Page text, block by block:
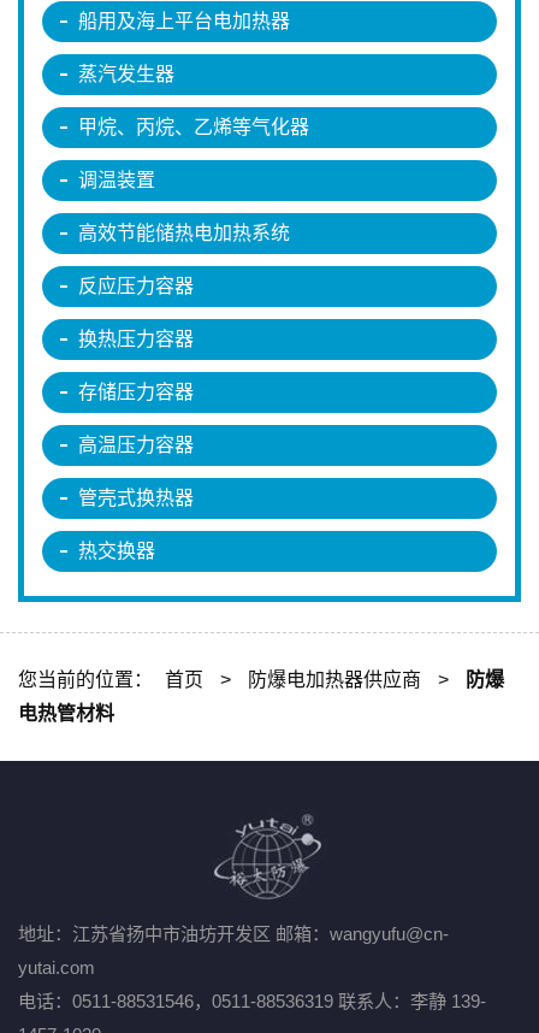
船用及海上平台电加热器
蒸汽发生器
甲烷、丙烷、乙烯等气化器
调温装置
高效节能储热电加热系统
反应压力容器
换热压力容器
存储压力容器
高温压力容器
管壳式换热器
热交换器
您当前的位置： 首页 > 防爆电加热器供应商 >
防爆
电热管材料
地址：江苏省扬中市油坊开发区 邮箱：wangyufu@cn-
yutai.com
电话：0511-88531546，0511-88536319 联系人：李静 139-